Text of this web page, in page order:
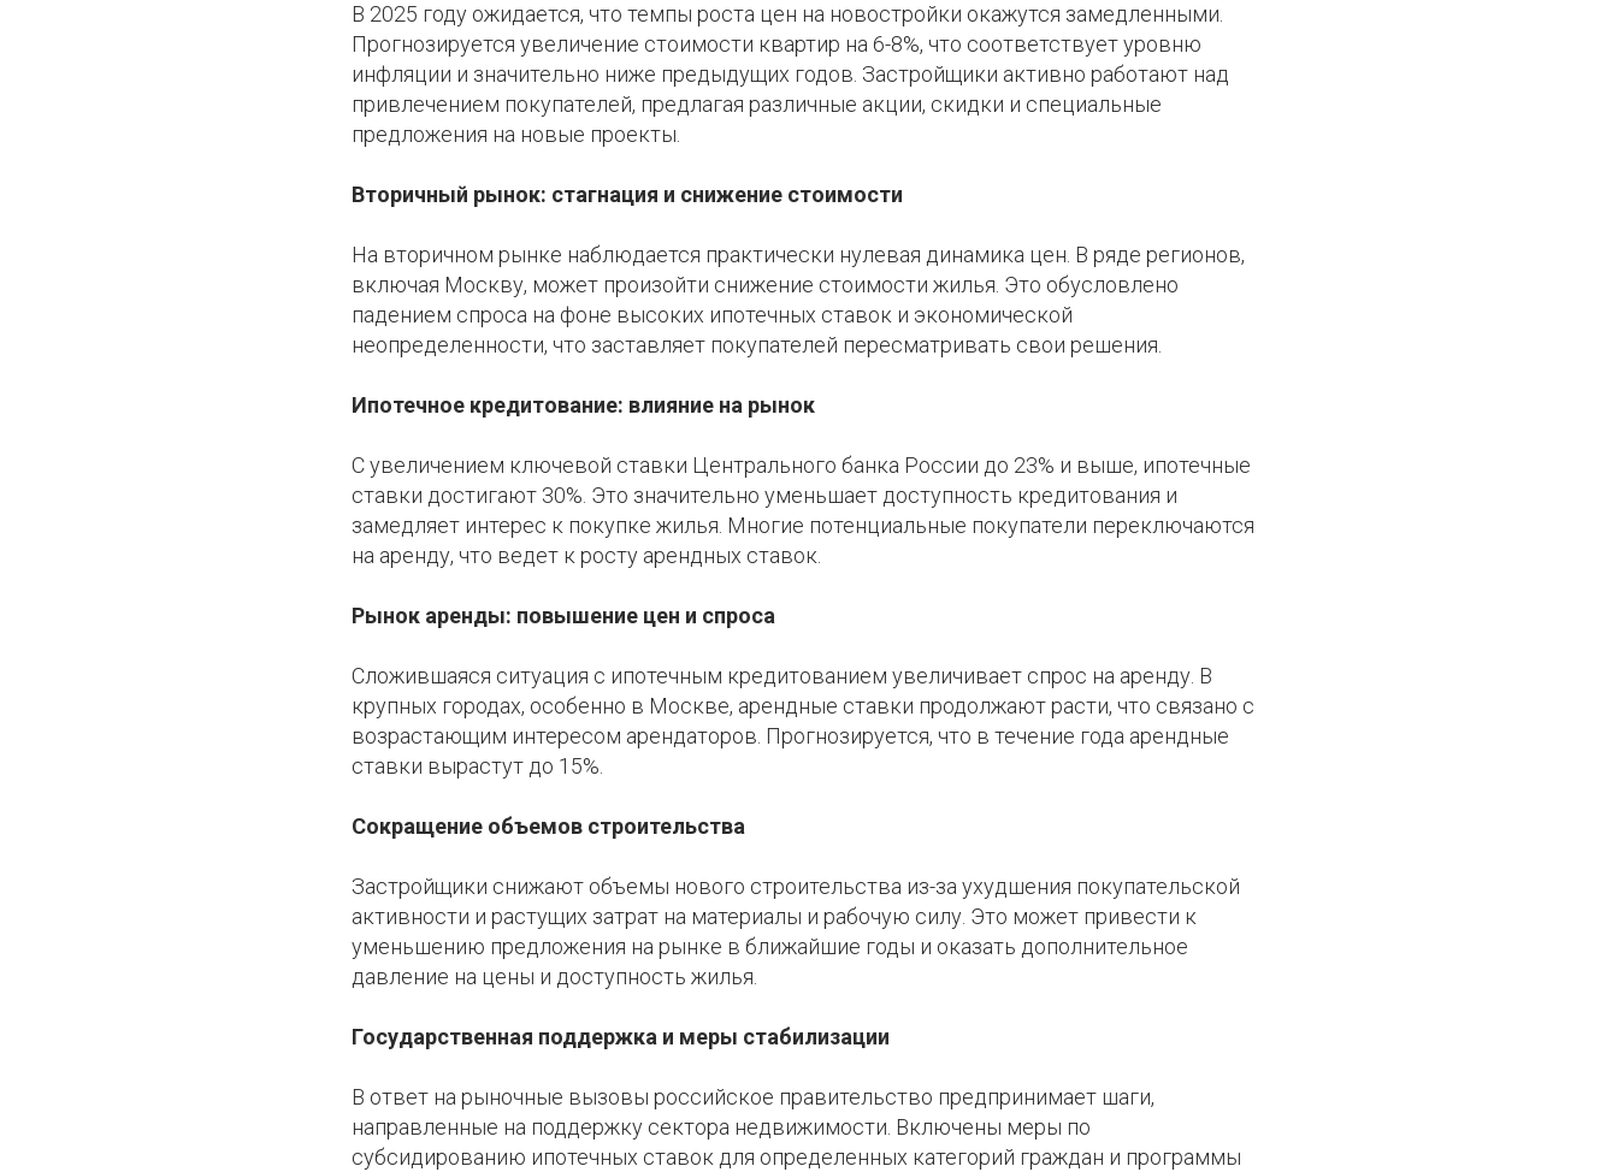
В 2025 году ожидается, что темпы роста цен на новостройки окажутся замедленными.
Прогнозируется увеличение стоимости квартир на 6-8%, что соответствует уровню
инфляции и значительно ниже предыдущих годов. Застройщики активно работают над
привлечением покупателей, предлагая различные акции, скидки и специальные
предложения на новые проекты.
Вторичный рынок: стагнация и снижение стоимости
На вторичном рынке наблюдается практически нулевая динамика цен. В ряде регионов,
включая Москву, может произойти снижение стоимости жилья. Это обусловлено
падением спроса на фоне высоких ипотечных ставок и экономической
неопределенности, что заставляет покупателей пересматривать свои решения.
Ипотечное кредитование: влияние на рынок
С увеличением ключевой ставки Центрального банка России до 23% и выше, ипотечные
ставки достигают 30%. Это значительно уменьшает доступность кредитования и
замедляет интерес к покупке жилья. Многие потенциальные покупатели переключаются
на аренду, что ведет к росту арендных ставок.
Рынок аренды: повышение цен и спроса
Сложившаяся ситуация с ипотечным кредитованием увеличивает спрос на аренду. В
крупных городах, особенно в Москве, арендные ставки продолжают расти, что связано с
возрастающим интересом арендаторов. Прогнозируется, что в течение года арендные
ставки вырастут до 15%.
Сокращение объемов строительства
Застройщики снижают объемы нового строительства из-за ухудшения покупательской
активности и растущих затрат на материалы и рабочую силу. Это может привести к
уменьшению предложения на рынке в ближайшие годы и оказать дополнительное
давление на цены и доступность жилья.
Государственная поддержка и меры стабилизации
В ответ на рыночные вызовы российское правительство предпринимает шаги,
направленные на поддержку сектора недвижимости. Включены меры по
субсидированию ипотечных ставок для определенных категорий граждан и программы